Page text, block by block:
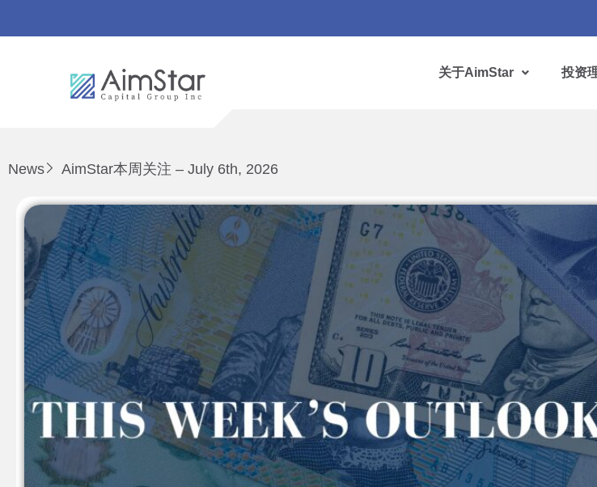
关于AimStar 投资
News AimStar本周关注 – July 6th, 2026